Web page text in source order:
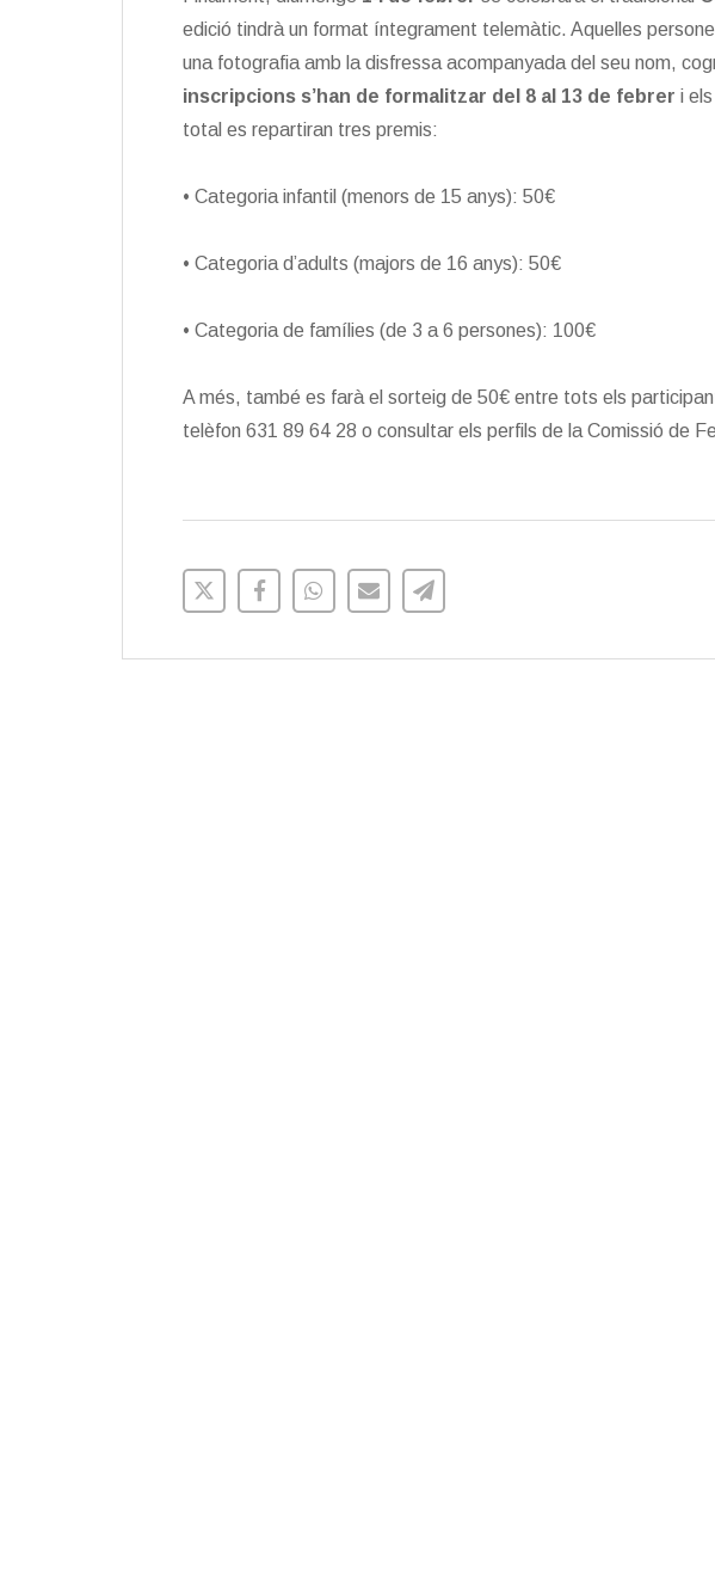
edició tindrà un format íntegrament telemàtic. Aquelles
una fotografia amb la disfressa acompanyada del seu nom,
inscripcions s’han de formalitzar del 8 al 13 de febrer i
total es repartiran tres premis:
• Categoria infantil (menors de 15 anys): 50€
• Categoria d’adults (majors de 16 anys): 50€
• Categoria de famílies (de 3 a 6 persones): 100€
A més, també es farà el sorteig de 50€ entre tots els
telèfon 631 89 64 28 o consultar els perfils de la Comissió de